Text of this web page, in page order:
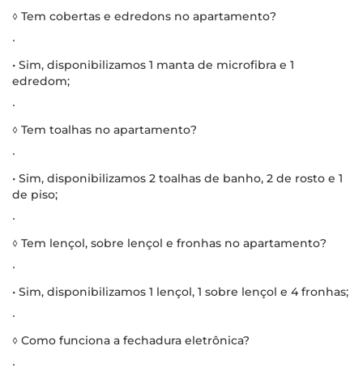
◊ Tem cobertas e edredons no apartamento?
∙
• Sim, disponibilizamos 1 manta de microfibra e 1
edredom;
∙
◊ Tem toalhas no apartamento?
∙
• Sim, disponibilizamos 2 toalhas de banho, 2 de rosto e 1
de piso;
∙
◊ Tem lençol, sobre lençol e fronhas no apartamento?
∙
• Sim, disponibilizamos 1 lençol, 1 sobre lençol e 4 fronhas;
∙
◊ Como funciona a fechadura eletrônica?
∙